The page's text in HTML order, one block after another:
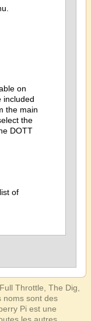
on
included
the main
the
DOTT
of
Throttle, The Dig,
noms sont des
Pi est une